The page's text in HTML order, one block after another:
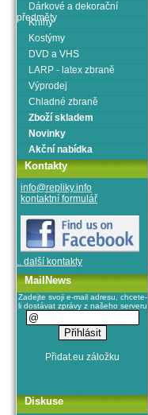
Dárkové a dekorační
předměty
Knihy
Kostýmy
DVD a VHS
LARP - latex zbraně
Výprodej
Chladné zbraně
Zboží skladem
Novinky
Akční nabídka
Kontakty
info@repliky.info
kontaktní formulář
.. další kontakty
MailNews
Zadejte svoji e-mail adresu, chcete-
li dostávat zprávy z našeho serveru
Diskuse